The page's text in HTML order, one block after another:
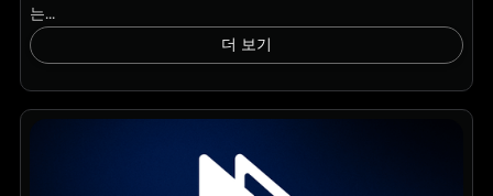
는...
더 보기